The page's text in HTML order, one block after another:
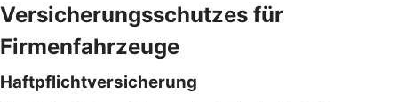
Versicherungsschutzes für
Firmenfahrzeuge
Haftpflichtversicherung